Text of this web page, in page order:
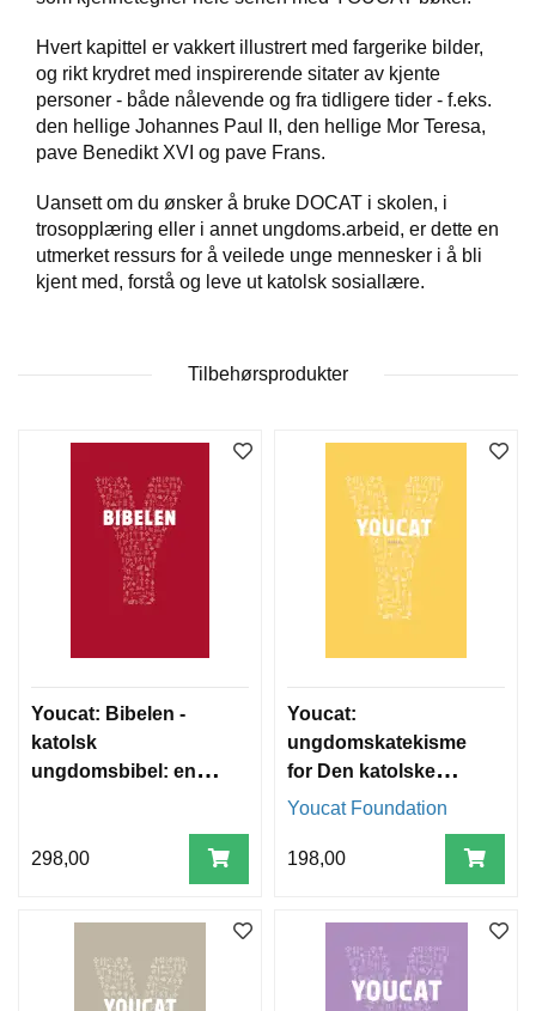
Hvert kapittel er vakkert illustrert med fargerike bilder,
og rikt krydret med inspirerende sitater av kjente
personer - både nålevende og fra tidligere tider - f.eks.
den hellige Johannes Paul II, den hellige Mor Teresa,
pave Benedikt XVI og pave Frans.
Uansett om du ønsker å bruke DOCAT i skolen, i
trosopplæring eller i annet ungdoms.arbeid, er dette en
utmerket ressurs for å veilede unge mennesker i å bli
kjent med, forstå og leve ut katolsk sosiallære.
Tilbehørsprodukter
Youcat: Bibelen -
katolsk
ungdomsbibel: en
bibelske tekster
298,00
Youcat:
ungdomskatekisme
for Den katolske
kirke
Youcat Foundation
198,00
G